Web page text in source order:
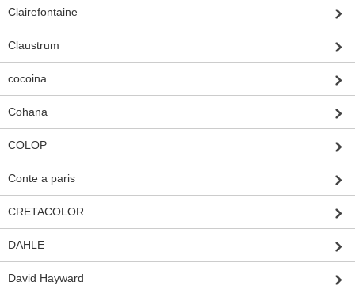
Clairefontaine
Claustrum
cocoina
Cohana
COLOP
Conte a paris
CRETACOLOR
DAHLE
David Hayward